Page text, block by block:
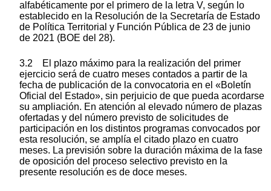
alfabéticamente por el primero de la letra V, según lo
establecido en la Resolución de la Secretaría de Estado
de Política Territorial y Función Pública de 23 de junio
de 2021 (BOE del 28).
3.2 El plazo máximo para la realización del primer
ejercicio será de cuatro meses contados a partir de la
fecha de publicación de la convocatoria en el «Boletín
Oficial del Estado», sin perjuicio de que pueda acordarse
su ampliación. En atención al elevado número de plazas
ofertadas y del número previsto de solicitudes de
participación en los distintos programas convocados por
esta resolución, se amplía el citado plazo en cuatro
meses. La previsión sobre la duración máxima de la fase
de oposición del proceso selectivo previsto en la
presente resolución es de doce meses.